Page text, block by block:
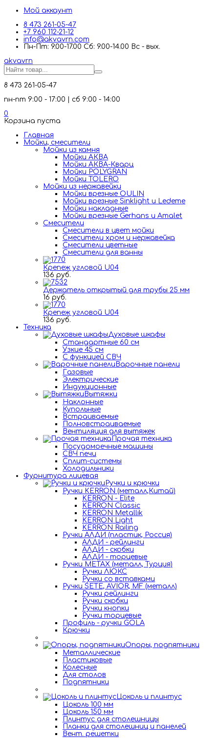
Мой аккаунт
8 473 261-05-47
+7 960 112-21-12
info@akvavrn.com
Пн-Пт: 9.00-17.00 Сб: 9.00-14.00 Вс - вых.
akvavrn
8 473 261-05-47
пн-пт 9:00 - 17:00 | сб 9:00 - 14:00
0
Корзина пуста
Главная
Мойки, смесители
Mойки из камня
Мойки АКВА
Мойки АКВА-Кварц
Мойки POLYGRAN
Мойки TOLERO
Мойки из нержавейки
Мойки врезные OULIN
Мойки врезные Sinklight и Ledeme
Мойки накладные
Мойки врезные Gerhans и Amalet
Смесители
Смесители в цвет мойки
Смесители хром и нержавейка
Смесители цветные
Смесители для ванны
Крепеж угловой U04
136 руб.
Держатель открытый для трубы 25 мм
16 руб.
Крепеж угловой U04
136 руб.
Техника
Духовые шкафы
Стандартные 60 см
Узкие 45 см
С функцией СВЧ
Варочные панели
Газовые
Электрические
Индукционные
Вытяжки
Наклонные
Купольные
Встраиваемые
Полновстраиваемые
Вентиляция для вытяжек
Прочая техника
Посудомоечные машины
СВЧ печи
Сплит-системы
Холодильники
Фурнитура лицевая
Ручки и крючки
Ручки KERRON (металл,Китай)
KERRON - Elite
KERRON Classic
KERRON Metallik
KERRON Light
KERRON Railing
Ручки АЛДИ (пластик, Россия)
АЛДИ - рейлинги
АЛДИ - скобки
АЛДИ - торцевые
Ручки METAX (металл, Турция)
Ручки ЛЮКС
Ручки со вставками
Ручки SETE, AVIOR, MF (металл)
Ручки рейлинги
Ручки скобки
Ручки кнопки
Ручки торцевые
Профиль - ручки GOLA
Крючки
Опоры, подпятники
Металлические
Пластиковые
Колесные
Для столов
Подпятники
Цоколь и плинтус
Цоколь 100 мм
Цоколь 150 мм
Плинтус для столешницы
Планки для столешниц и панелей
Вент. решетки